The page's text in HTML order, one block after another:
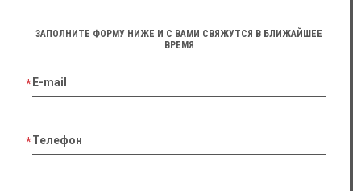
ЗАПОЛНИТЕ ФОРМУ НИЖЕ И С ВАМИ СВЯЖУТСЯ В БЛИЖАЙШЕЕ
ВРЕМЯ
E-mail
Телефон